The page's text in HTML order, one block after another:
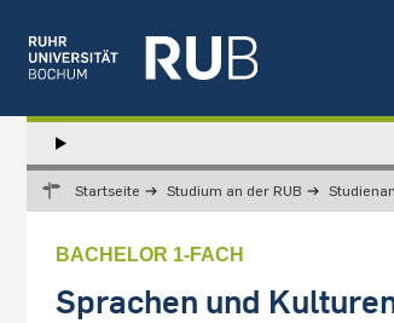
STUDIUM
FORSCHUNG
ÜBER UNS
Left
study
menu
Startseite Studium an der RUB
BACHELOR 1-FACH
Sprachen und